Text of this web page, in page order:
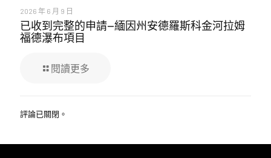
2026 年 6 月 9 日
已收到完整的申請—緬因州安德羅斯科金河拉姆
福德瀑布項目
閱讀更多
評論已關閉。